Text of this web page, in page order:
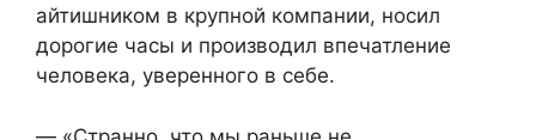
айтишником в крупной компании, носил
дорогие часы и производил впечатление
человека, уверенного в себе.